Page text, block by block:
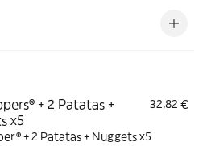
+ 2 Patatas +
x5
32,82 €
+ 2 Patatas + Nuggets x5